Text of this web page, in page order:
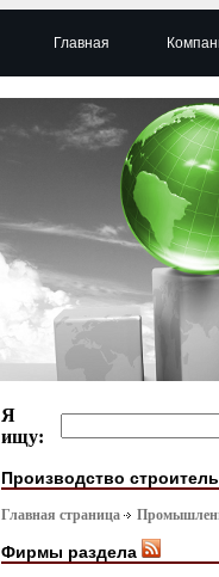
Главная
Я
ищу:
Производство
Главная страница
Фирмы раздела